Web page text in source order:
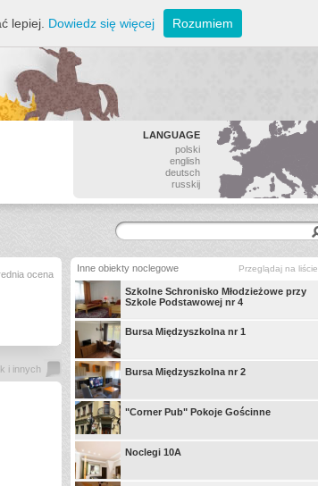
LANGUAGE
polski
english
deutsch
russkij
ocena
i innych
Inne obiekty noclegowe Przeglądaj na liście
Szkolne Schronisko Młodzieżowe przy
Szkole Podstawowej nr 4
Bursa Międzyszkolna nr 1
Bursa Międzyszkolna nr 2
"Corner Pub" Pokoje Gościnne
Noclegi 10A
lepiej. Dowiedz się więcej Rozumiem